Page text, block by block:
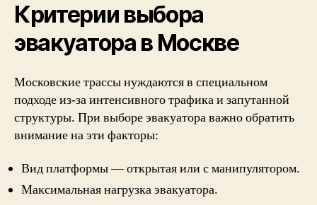
Критерии выбора
эвакуатора в Москве
Московские трассы нуждаются в специальном
подходе из-за интенсивного трафика и запутанной
структуры. При выборе эвакуатора важно обратить
внимание на эти факторы:
Вид платформы — открытая или с манипулятором.
Максимальная нагрузка эвакуатора.